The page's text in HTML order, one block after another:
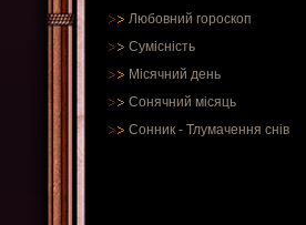
Любовний гороскоп
Сумісність
Місячний день
Сонячний місяць
Сонник - Тлумачення снів